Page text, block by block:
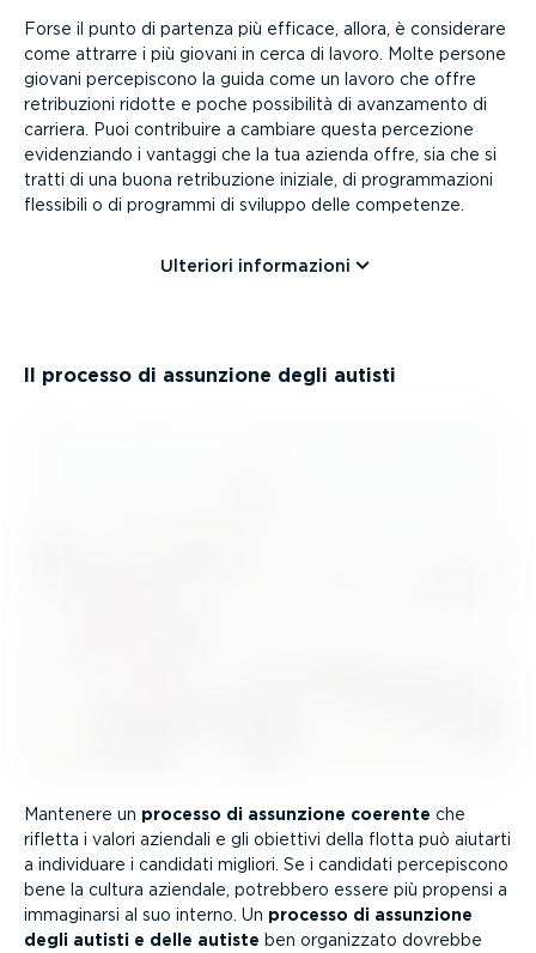
Forse il punto di partenza più efficace, allora, è considerare
come attrarre i più giovani in cerca di lavoro. Molte persone
giovani perce­pi­scono la guida come un lavoro che offre
retri­bu­zioni ridotte e poche possibilità di avanzamento di
carriera. Puoi contribuire a cambiare questa percezione
eviden­ziando i vantaggi che la tua azienda offre, sia che si
tratti di una buona retri­bu­zione iniziale, di program­ma­zioni
flessibili o di programmi di sviluppo delle competenze.
Ulteriori infor­ma­zioni
Il processo di assunzione degli autisti
Mantenere un processo di assunzione coerente che
rifletta i valori aziendali e gli obiettivi della flotta può aiutarti
a individuare i candidati migliori. Se i candidati perce­pi­scono
bene la cultura aziendale, potrebbero essere più propensi a
immaginarsi al suo interno. Un processo di assunzione
degli autisti e delle autiste ben organizzato dovrebbe